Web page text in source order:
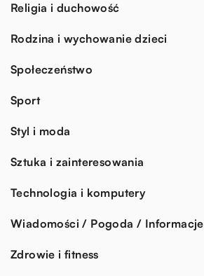
Religia i duchowość
Rodzina i wychowanie dzieci
Społeczeństwo
Sport
Styl i moda
Sztuka i zainteresowania
Technologia i komputery
Wiadomości / Pogoda / Informacje
Zdrowie i fitness